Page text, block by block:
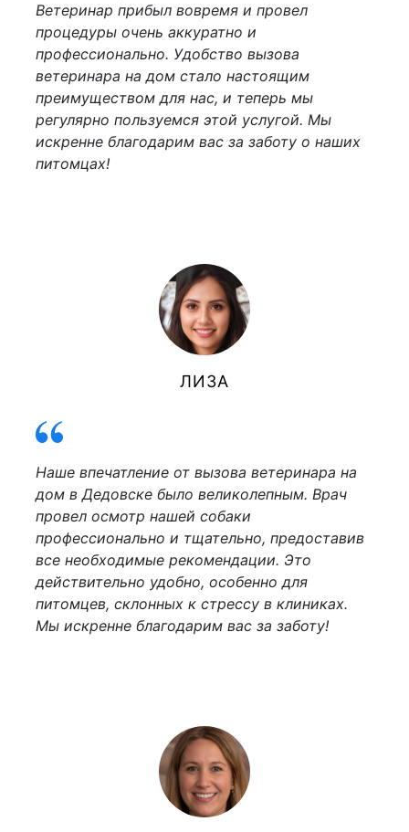
Ветеринар прибыл вовремя и провел
процедуры очень аккуратно и
профессионально. Удобство вызова
ветеринара на дом стало настоящим
преимуществом для нас, и теперь мы
регулярно пользуемся этой услугой. Мы
искренне благодарим вас за заботу о наших
питомцах!
ЛИЗА
Наше впечатление от вызова ветеринара на
дом в Дедовске было великолепным. Врач
провел осмотр нашей собаки
профессионально и тщательно, предоставив
все необходимые рекомендации. Это
действительно удобно, особенно для
питомцев, склонных к стрессу в клиниках.
Мы искренне благодарим вас за заботу!